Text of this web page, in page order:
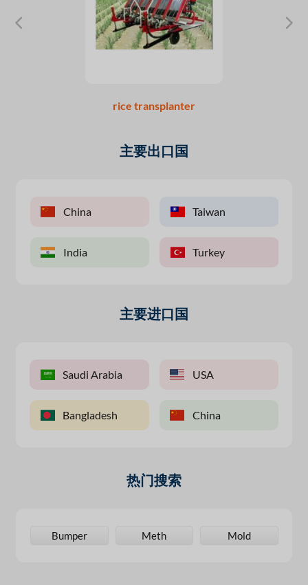
rice transplanter
主要出口国
China
India
Taiwan
Turkey
主要进口国
Saudi Arabia
Bangladesh
USA
China
热门搜索
Bumper Meth Mold